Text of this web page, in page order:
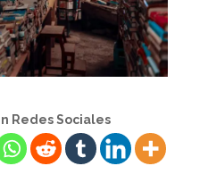
Redes Sociales